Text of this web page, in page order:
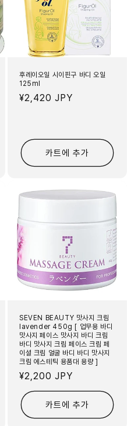
후레이오일 시이핀구 바디 오일
125ml
정
¥2,420 JPY
카트에 추가
SEVEN BEAUTY 맛사지 크림
lavender 450g [ 업무용 바디
맛사지 페이스 맛사지 바디 크림
바디 맛사지 크림 페이스 크림 페
이셜 크림 얼굴 바디 바디 맛사지
크림 에스테틱 용품대 용량 ]
정
가
¥2,200 JPY
카트에 추가